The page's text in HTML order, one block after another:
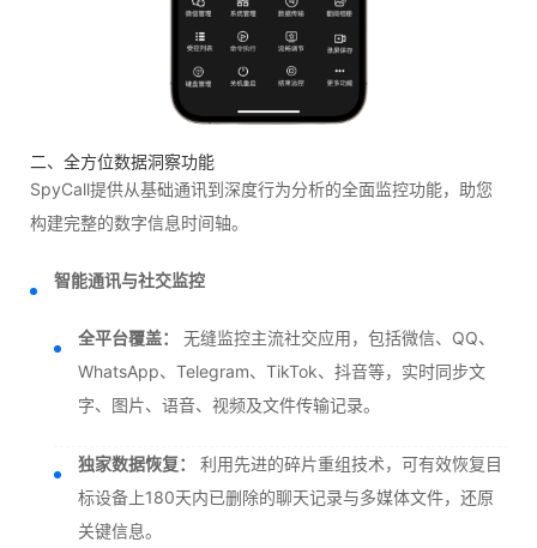
二、全方位数据洞察功能
SpyCall提供从基础通讯到深度行为分析的全面监控功能，助您
构建完整的数字信息时间轴。
智能通讯与社交监控
全平台覆盖：
无缝监控主流社交应用，包括微信、QQ、
WhatsApp、Telegram、TikTok、抖音等，实时同步文
字、图片、语音、视频及文件传输记录。
独家数据恢复：
利用先进的碎片重组技术，可有效恢复目
标设备上180天内已删除的聊天记录与多媒体文件，还原
关键信息。